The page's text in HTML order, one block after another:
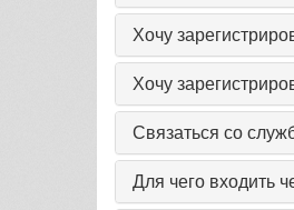
Хочу
Хочу
Связаться со
Для чего входить